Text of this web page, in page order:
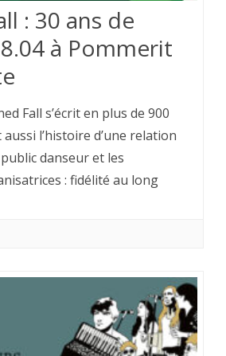
: 30 ans de
à Pommerit
Fall s’écrit en plus de 900
aussi l’histoire d’une relation
danseur et les
: fidélité au long